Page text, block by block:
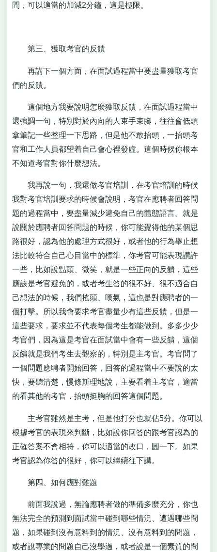
間，可以適當的加減2分鐘，這是極限。
第三、獲取考官的反饋
再講下一個方面，在面試過程當中要盡量獲取考官
們的反饋。
這個地方我要說明怎麼獲取反饋，在面試過程當中
還強調一句，特別對於內向的人束手束腳，往往會低頭
拿筆記一些整理一下思路，但是他不敢抬頭，一抬頭考
官和工作人員都望着自己會心裡發虛。這個時候你根本
不知道考官對你什麼想法。
我再說一句，我還做考官培訓，在考官培訓的時候
我對考官培訓要求的時候會說明，考官在應聘者回答問
題的過程當中，要盡量減少避免自己的體態語言。就是
說關於應聘者回答問題的時候，你可能覺得他的某個思
路很好，認為他的處理方式很好，或者他的行為舉止想
法比較符合自己心目當中的標準，你考官可能表現讚許
一些，比如說點頭、微笑，就是一些正向的反饋，這些
應該是考官避免的，或者考生答的很不好、很不適合自
己想法的時候，我們搖頭、嘆氣，這也是對應聘者的一
個打擊。所以我會要求考官盡量少有這些反饋，但是一
這些要求，要求並不代表每個考生都能做到。多多少少
考官們，因為這是考官在面試當中會有一些反饋，這個
反饋就是我們考生去觀察的，特別是主考官。考官問了
一個問題應聘者開始回答，回答的過程當中不要說的太
快，要聽清楚，慢條斯理地說，主要看着主考官，適當
的看其他的考官，抬頭挺胸的回答這個問題。
主考官雖然是主考，但是他打分也就佔5分。你可以
根據考官的表現來判斷，比如說你回答的跟考官認為的
正確答案不會相符，你可以適當的改口，圓一下。如果
考官認為你答的很好，你可以繼續往下講。
第四、如何應對難題
前面我說過，無論應聘者做的準備多麼充分，你也
無法完全的預測到面試當中碰到哪些情況、遭遇哪些問
題，如果碰到沒有意料到的情況、沒有意料到的問題，
或者說專業的問題自己沒學過，或者說是一個素質的問